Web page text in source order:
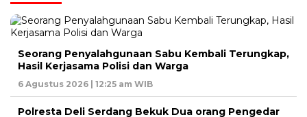
Seorang Penyalahgunaan Sabu Kembali Terungkap,
Hasil Kerjasama Polisi dan Warga
6 Agustus 2026 | 12:25 am WIB
Polresta Deli Serdang Bekuk Dua orang Pengedar